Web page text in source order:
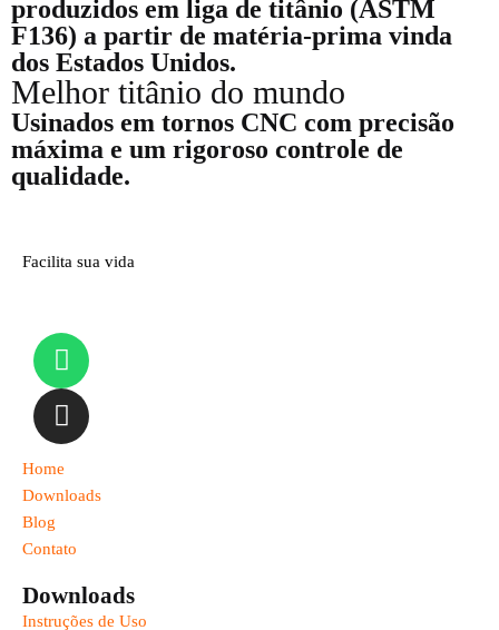
produzidos em liga de titânio (ASTM
F136) a partir de matéria-prima vinda
dos Estados Unidos.
Melhor titânio do mundo
Usinados em tornos CNC com precisão
máxima e um rigoroso controle de
qualidade.
Facilita sua vida
Home
Downloads
Blog
Contato
Downloads
Instruções de Uso